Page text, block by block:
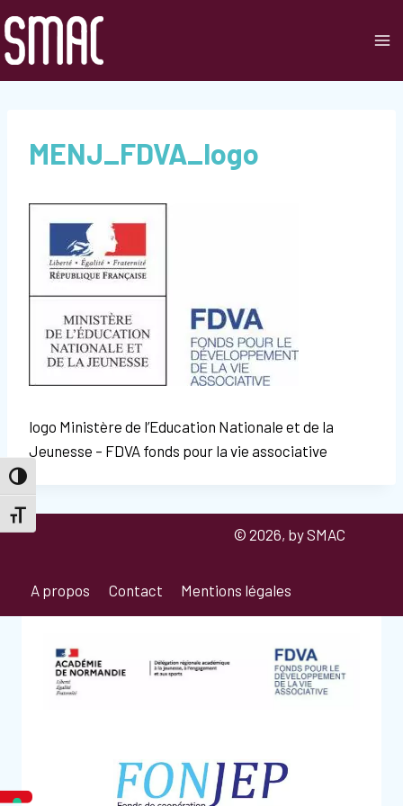
Passer en contraste élevé
Changer la taille de la police
au
contenu
MENJ_FDVA_logo
logo Ministère de l’Education Nationale et de la
Jeunesse – FDVA fonds pour la vie associative
© 2026, by SMAC
A propos Contact Mentions légales